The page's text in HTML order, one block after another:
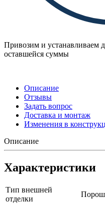
Привозим и устанавливаем
оставшейся суммы
Описание
Отзывы
Задать вопрос
Доставка и монтаж
Изменения в
Описание
Характеристики
Тип внешней
отделки